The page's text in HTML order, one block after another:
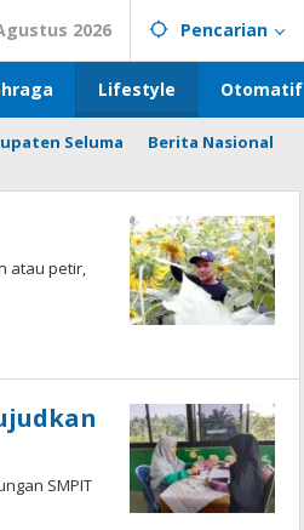
2026 Pencarian
Lifestyle Otomatif
Seluma Berita Nasional
atau petir,
SMPIT